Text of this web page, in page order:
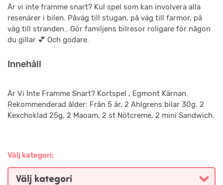
Är vi inte framme snart? Kul spel som kan involvera alla
resenärer i bilen. Påväg till stugan, på väg till farmor, på
väg till stranden.. Gör familjens bilresor roligare för någon
du gillar 💕 Och godare.
Innehåll
Är Vi Inte Framme Snart? Kortspel , Egmont Kärnan.
Rekommenderad ålder: Från 5 år, 2 Ahlgrens bilar 30g. 2
Kexchoklad 25g, 2 Maoam, 2 st Nötcreme, 2 mini Sandwich.
Välj kategori: